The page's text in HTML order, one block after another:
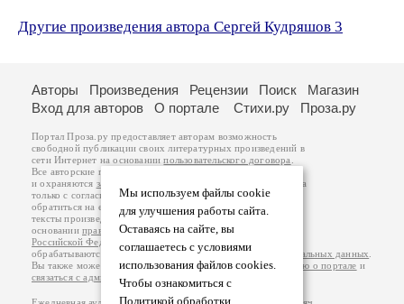
Другие произведения автора Сергей Кудряшов 3
Мы используем файлы cookie
для улучшения работы сайта.
Оставаясь на сайте, вы
соглашаетесь с условиями
использования файлов cookies.
Чтобы ознакомиться с
Политикой обработки
Авторы Произведения Рецензии Поиск
Магазин
Вход для авторов
О портале Стихи.ру Проза.ру
Портал Проза.ру предоставляет авторам возможность
свободной публикации своих литературных произведений в
сети Интернет на основаниипользовательского договора
Все авторские права на произведения принадлежат авторам
и охраняются законом
. Перепечатка произведений возможна
только с согласия его автора, к которому вы можете
обратиться на его авторской странице. Ответственность за
тексты произведений авторы несут самостоятельно на
основанииправил публикацииизаконодательства
Российской Федерации
обрабатываются на основанииПолитики обработки персональных данных
Вы также можете посмотреть более подробнуюинформацию о портале и
связаться с администрацией